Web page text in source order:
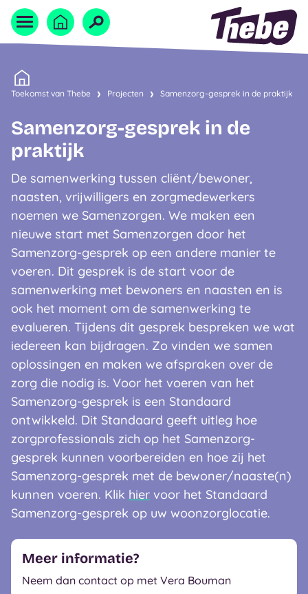
Home
Naar homepage
Toekomst van Thebe Projecten Samenzorg-gesprek in de praktijk
Meer informatie?
Neem dan contact op met Vera Bouman
Samenzorg-gesprek in de
praktijk
De samenwerking tussen cliënt/bewoner,
naasten, vrijwilligers en zorgmedewerkers
noemen we Samenzorgen. We maken een
nieuwe start met Samenzorgen door het
Samenzorg-gesprek op een andere manier te
voeren. Dit gesprek is de start voor de
samenwerking met bewoners en naasten en is
ook het moment om de samenwerking te
evalueren. Tijdens dit gesprek bespreken we wat
iedereen kan bijdragen. Zo vinden we samen
oplossingen en maken we afspraken over de
zorg die nodig is. Voor het voeren van het
Samenzorg-gesprek is een Standaard
ontwikkeld. Dit Standaard geeft uitleg hoe
zorgprofessionals zich op het Samenzorg-
gesprek kunnen voorbereiden en hoe zij het
Samenzorg-gesprek met de bewoner/naaste(n)
kunnen voeren. Klik hier voor het Standaard
Samenzorg-gesprek op uw woonzorglocatie.